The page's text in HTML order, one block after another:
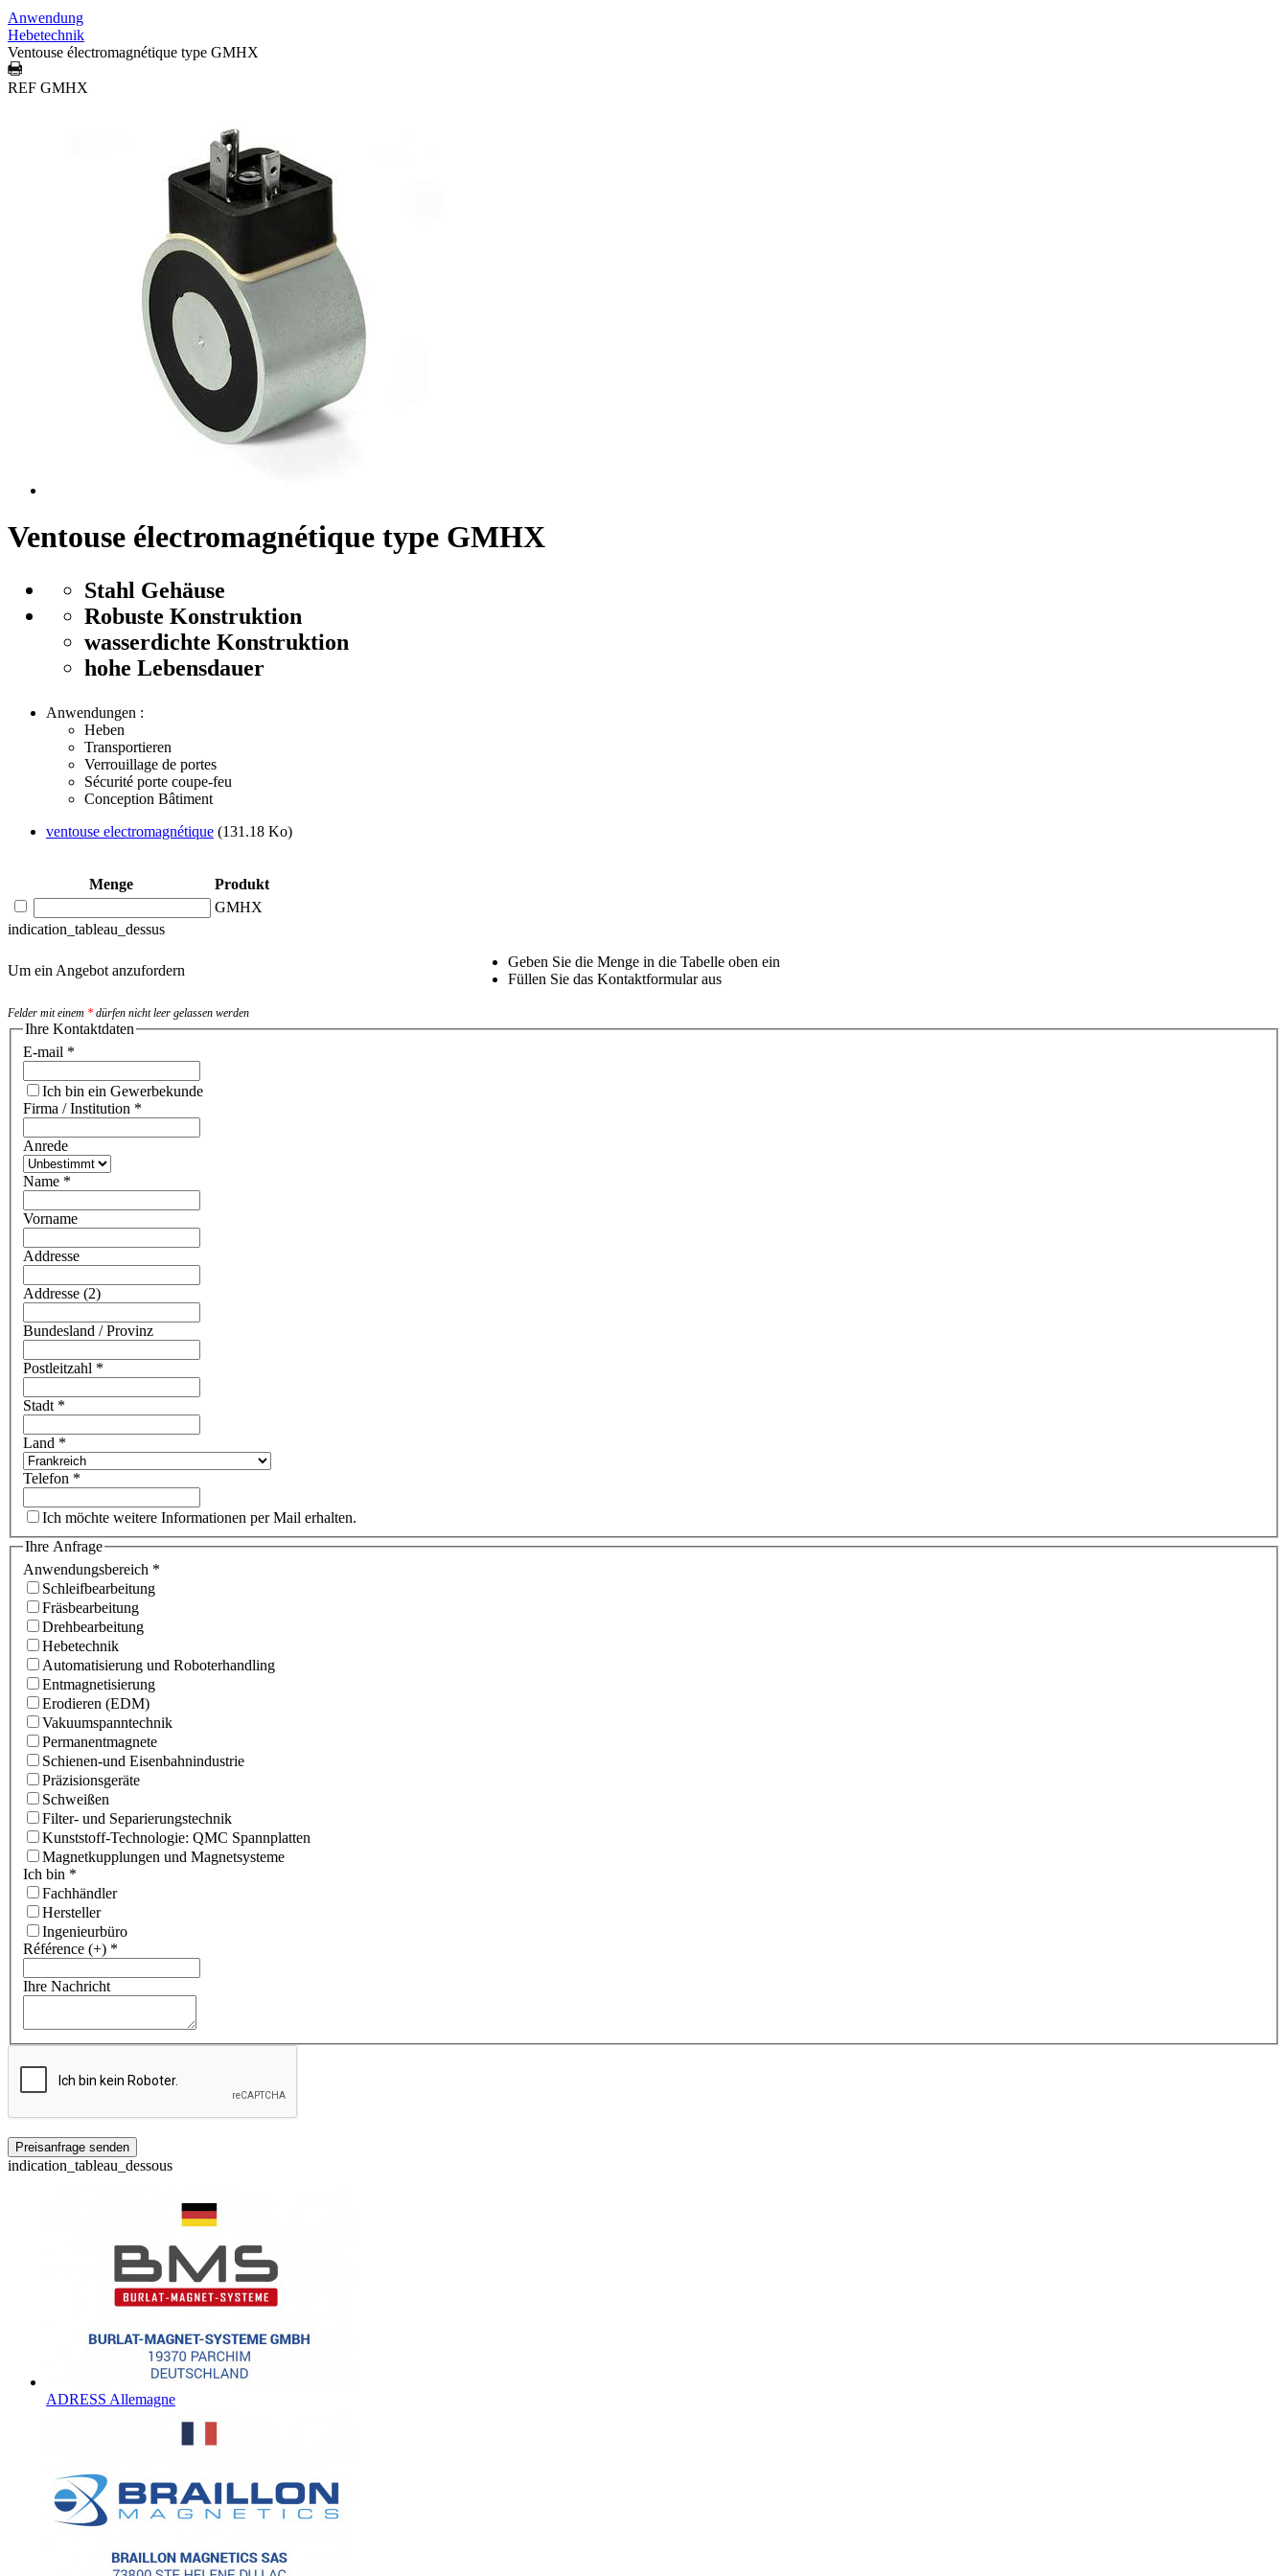
Anwendung
Hebetechnik
Ventouse électromagnétique type GMHX
REF GMHX
Ventouse électromagnétique type GMHX
Stahl Gehäuse
Robuste Konstruktion
wasserdichte Konstruktion
hohe Lebensdauer
Anwendungen :
Heben
Transportieren
Verrouillage de portes
Sécurité porte coupe-feu
Conception Bâtiment
ventouse electromagnétique (131.18 Ko)
Menge
Produkt
GMHX
indication_tableau_dessus
Um ein Angebot anzufordern
Geben Sie die Menge in die Tabelle oben ein
Füllen Sie das Kontaktformular aus
Felder mit einem * dürfen nicht leer gelassen werden
Ihre Kontaktdaten
E-mail *
Ich bin ein Gewerbekunde
Firma / Institution *
Anrede
Name *
Vorname
Addresse
Addresse (2)
Bundesland / Provinz
Postleitzahl *
Stadt *
Land *
Telefon *
Ich möchte weitere Informationen per Mail erhalten.
Ihre Anfrage
Anwendungsbereich *
Schleifbearbeitung
Fräsbearbeitung
Drehbearbeitung
Hebetechnik
Automatisierung und Roboterhandling
Entmagnetisierung
Erodieren (EDM)
Vakuumspanntechnik
Permanentmagnete
Schienen-und Eisenbahnindustrie
Präzisionsgeräte
Schweißen
Filter- und Separierungstechnik
Kunststoff-Technologie: QMC Spannplatten
Magnetkupplungen und Magnetsysteme
Ich bin *
Fachhändler
Hersteller
Ingenieurbüro
Référence (+) *
Ihre Nachricht
indication_tableau_dessous
ADRESS Allemagne